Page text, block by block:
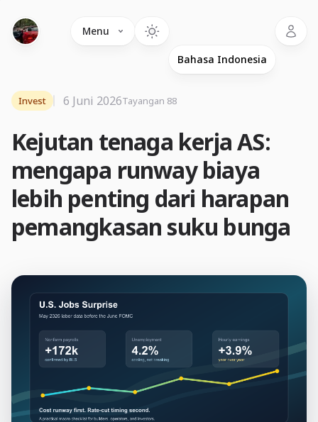
Menu
Kejutan tenaga kerja AS:
mengapa runway biaya
lebih penting dari harapan
pemangkasan suku bunga
Invest 6 Juni 2026Tayangan 88